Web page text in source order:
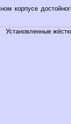
корпусе